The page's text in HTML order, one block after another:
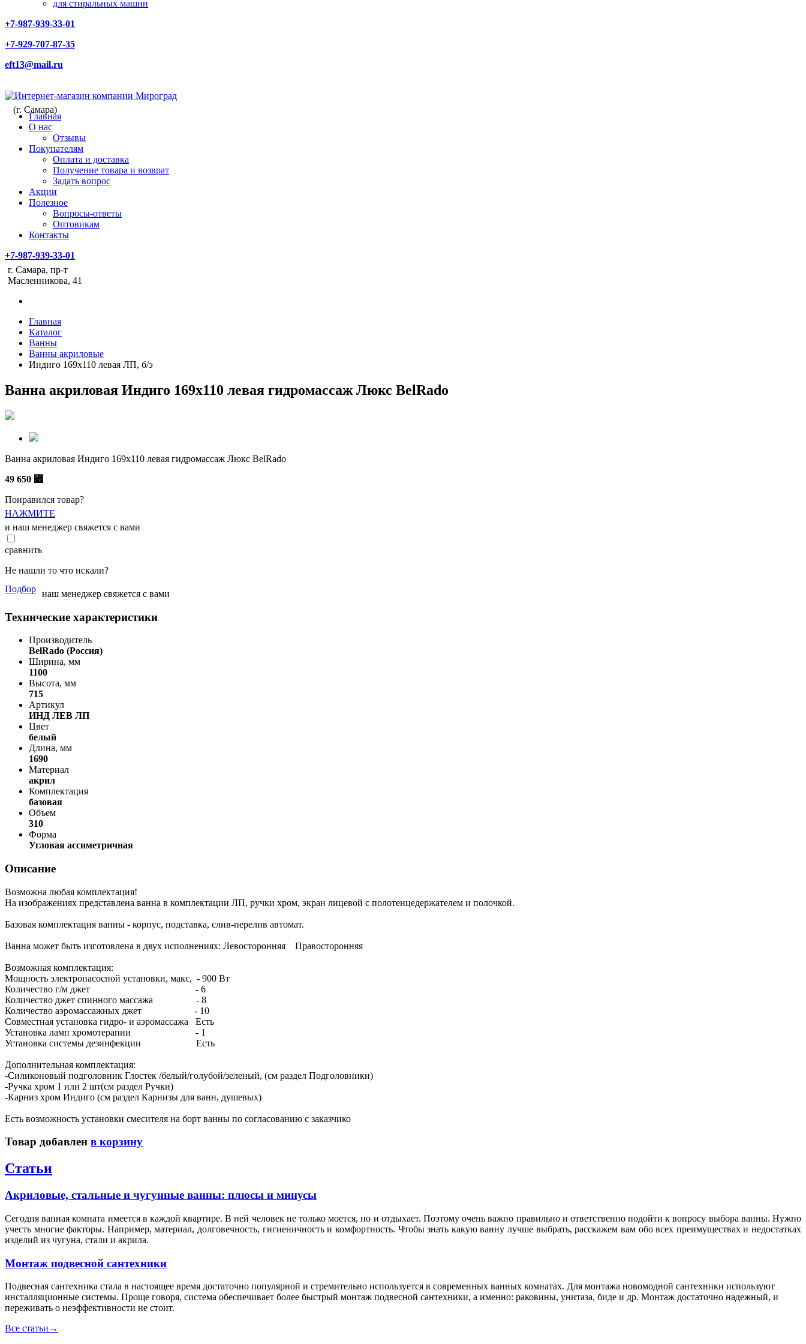
для стиральных машин
+7-987-939-33-01
+7-929-707-87-35
eft13@mail.ru
(г. Самара)
Главная
О нас
Отзывы
Покупателям
Оплата и доставка
Получение товара и возврат
Задать вопрос
Акции
Полезное
Вопросы-ответы
Оптовикам
Контакты
+7-987-939-33-01
г. Самара, пр-т
Масленникова, 41
Главная
Каталог
Ванны
Ванны акриловые
Индиго 169х110 левая ЛП, б/э
Ванна акриловая Индиго 169х110 левая гидромассаж Люкс BelRado
Ванна акриловая Индиго 169х110 левая гидромассаж Люкс BelRado
49 650 ⃏
Понравился товар?
НАЖМИТЕ
и наш менеджер свяжется с вами
сравнить
Не нашли то что искали?
Подбор наш менеджер свяжется с вами
Технические характеристики
Производитель
BelRado (Россия)
Ширина, мм
1100
Высота, мм
715
Артикул
ИНД ЛЕВ ЛП
Цвет
белый
Длина, мм
1690
Материал
акрил
Комплектация
базовая
Объем
310
Форма
Угловая ассиметричная
Описание
Возможна любая комплектация!
На изображениях представлена ванна в комплектации ЛП, ручки хром, экран лицевой с полотенцедержателем и полочкой.
Базовая комплектация ванны - корпус, подставка, слив-перелив автомат.
Ванна может быть изготовлена в двух исполнениях: Левосторонняя Правосторонняя
Возможная комплектация:
Мощность электронасосной установки, макс, - 900 Вт
Количество г/м джет - 6
Количество джет спинного массажа - 8
Количество аэромассажных джет - 10
Совместная установка гидро- и аэромассажа Есть
Установка ламп хромотерапии - 1
Установка системы дезинфекции Есть
Дополнительная комплектация:
-Силиконовый подголовник Глостек /белый/голубой/зеленый, (см раздел Подголовники)
-Ручка хром 1 или 2 шт(см раздел Ручки)
-Карниз хром Индиго (см раздел Карнизы для ванн, душевых)
Есть возможность установки смесителя на борт ванны по согласованию с заказчико
Товар добавлен в корзину
Статьи
Акриловые, стальные и чугунные ванны: плюсы и минусы
Сегодня ванная комната имеется в каждой квартире. В ней человек не только моется, но и отдыхает. Поэтому очень важно правильно и ответственно подойти к вопросу выбора ванны. Нужно
учесть многие факторы. Например, материал, долговечность, гигиеничность и комфортность. Чтобы знать какую ванну лучше выбрать, расскажем вам обо всех преимуществах и недостатках
изделий из чугуна, стали и акрила.
Монтаж подвесной сантехники
Подвесная сантехника стала в настоящее время достаточно популярной и стремительно используется в современных ванных комнатах. Для монтажа новомодной сантехники используют
инсталляционные системы. Проще говоря, система обеспечивает более быстрый монтаж подвесной сантехники, а именно: раковины, унитаза, биде и др. Монтаж достаточно надежный, и
переживать о неэффективности не стоит.
Все статьи →